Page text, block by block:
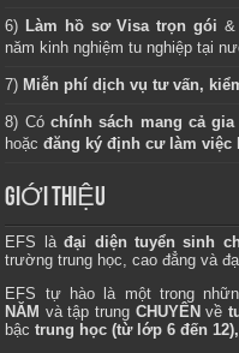
6) Làm hồ sơ Visa trọn gói &
năm kinh nghiệm tu nghiệp tại
7) Miễn phí dịch vụ tư vấn,
8) Cóchính sách mang cả
hoặcđăng ký định cư làm việc
GIỚI THIỆU
EFS làđại diện tuyển sinh
trường trung học, cao đẳng và
EFS tự hào là một trong
NĂM và tập trung CHUYÊN về
bậctrung học (từ lớp 6 đến